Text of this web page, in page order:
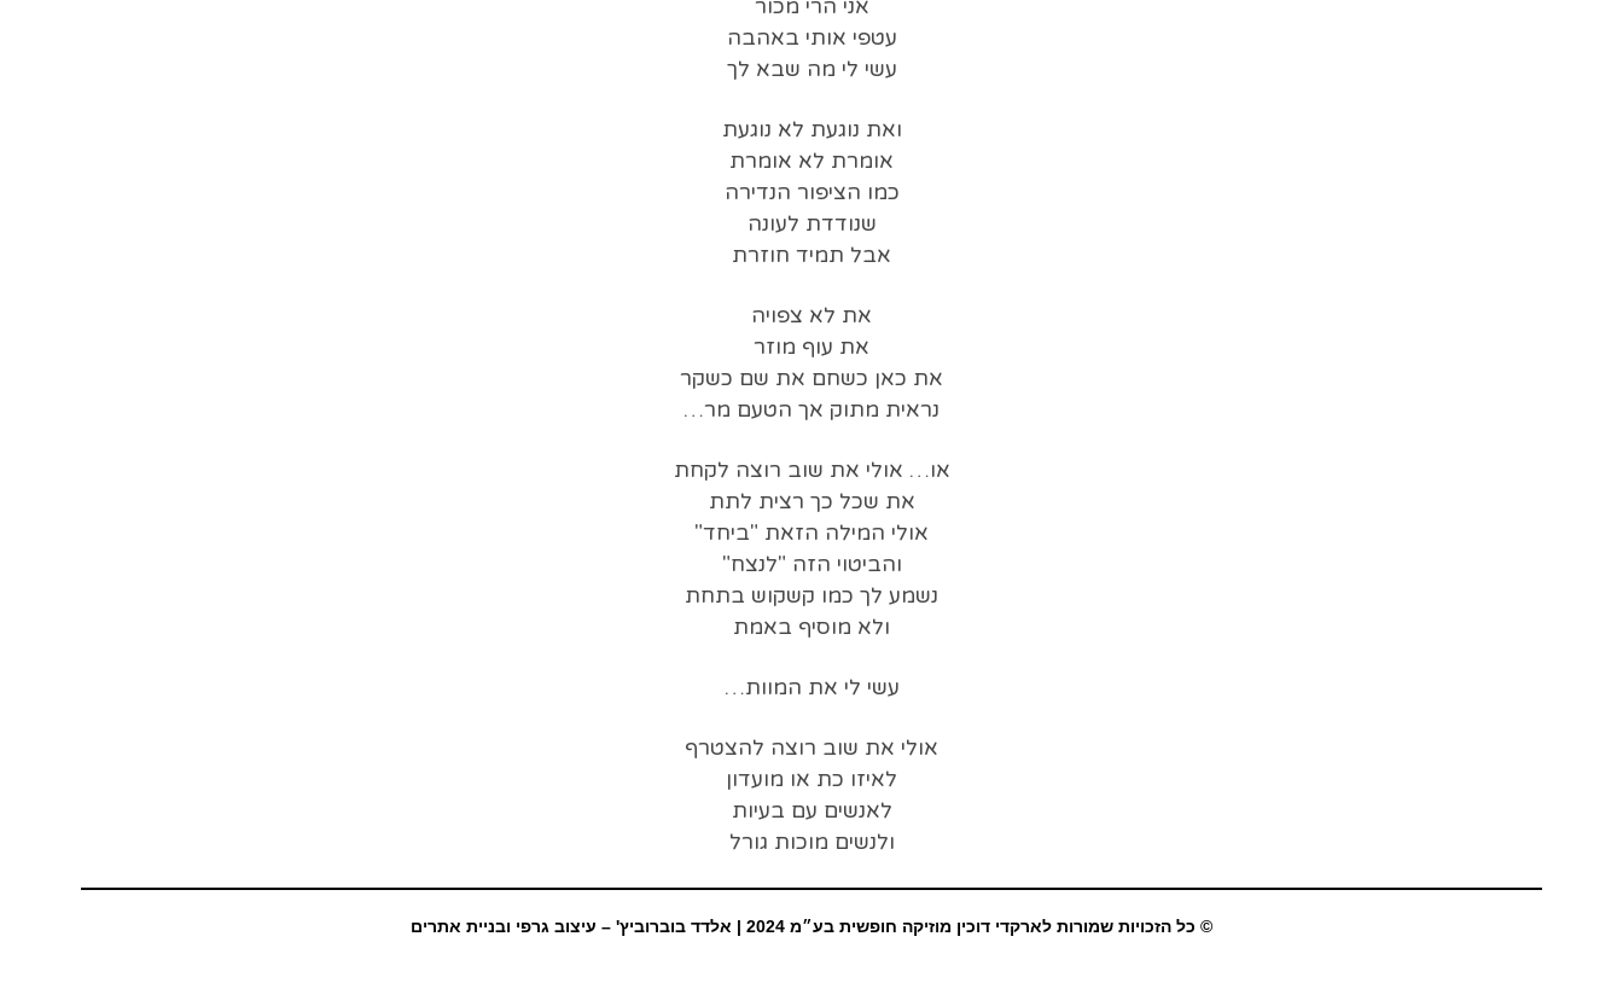
אני הרי מכור
עטפי אותי באהבה
עשי לי מה שבא לך
ואת נוגעת לא נוגעת
אומרת לא אומרת
כמו הציפור הנדירה
שנודדת לעונה
אבל תמיד חוזרת
את לא צפויה
את עוף מוזר
את כאן כשחם את שם כשקר
נראית מתוק אך הטעם מר…
או… אולי את שוב רוצה לקחת
את שכל כך רצית לתת
אולי המילה הזאת "ביחד"
והביטוי הזה "לנצח"
נשמע לך כמו קשקוש בתחת
ולא מוסיף באמת
עשי לי את המוות…
אולי את שוב רוצה להצטרף
לאיזו כת או מועדון
לאנשים עם בעיות
ולנשים מוכות גורל
© כל הזכויות שמורות לארקדי דוכין מוזיקה חופשית בע״מ 2024 | אלדד בוברוביץ' – עיצוב גרפי ובניית אתרים